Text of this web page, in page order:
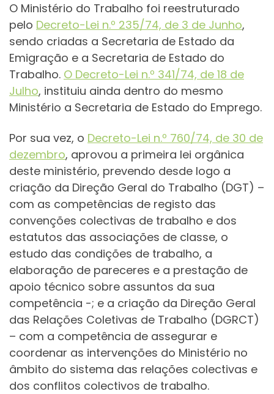
O Ministério do Trabalho foi reestruturado
pelo Decreto-Lei n.º 235/74, de 3 de Junho,
sendo criadas a Secretaria de Estado da
Emigração e a Secretaria de Estado do
Trabalho. O Decreto-Lei n.º 341/74, de 18 de
Julho, instituiu ainda dentro do mesmo
Ministério a Secretaria de Estado do Emprego.
Por sua vez, o Decreto-Lei n.º 760/74, de 30 de
dezembro, aprovou a primeira lei orgânica
deste ministério, prevendo desde logo a
criação da Direção Geral do Trabalho (DGT) –
com as competências de registo das
convenções colectivas de trabalho e dos
estatutos das associações de classe, o
estudo das condições de trabalho, a
elaboração de pareceres e a prestação de
apoio técnico sobre assuntos da sua
competência -; e a criação da Direção Geral
das Relações Coletivas de Trabalho (DGRCT)
– com a competência de assegurar e
coordenar as intervenções do Ministério no
âmbito do sistema das relações colectivas e
dos conflitos colectivos de trabalho.